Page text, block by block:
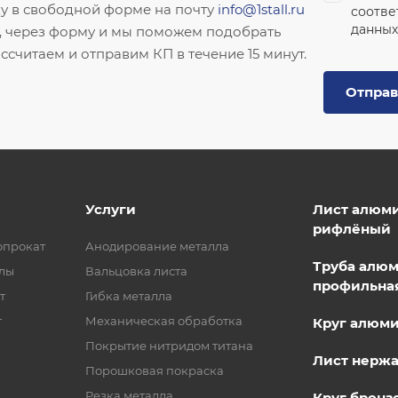
в свободной форме на почту info@1stall.ru
через форму и мы поможем подобрать
и отправим КП в течение 15 минут.
данных
Услуги
Анодирование металла
Вальцовка листа
Гибка металла
Механическая обработка
Покрытие нитридом титана
Порошковая покраска
Лист
рифлёный
Труба
Круг
Лист